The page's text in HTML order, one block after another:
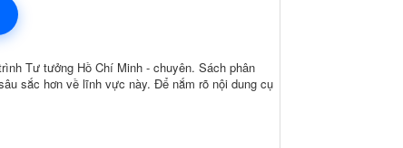
Tư tưởng Hồ Chí Minh - chuyên. Sách phân
sắc hơn về lĩnh vực này. Để nắm rõ nội dung cụ